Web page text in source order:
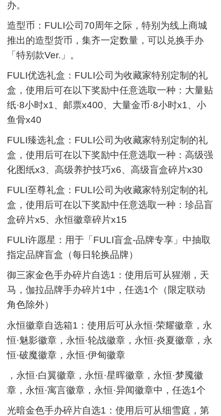
办。
造型币：FULI公司70周年之际，特别为线上商城
推出的造型货币，集齐一定数量，可以兑换手办
「特别款Ver.」。
FULI优选礼盒：FULI公司为收藏家特别定制的礼
盒，使用后可在以下奖励中任意选取一种：大量贴
纸·8小时x1、邮票x400、大量金币·8小时x1、小
鱼骨x40
FULI臻选礼盒：FULI公司为收藏家特别定制的礼
盒，使用后可在以下奖励中任意选取一种：高级强
化图纸x3、高级养护技巧x6、高级盲盒碎片x30
FULI至尊礼盒：FULI公司为收藏家特别定制的礼
盒，使用后可在以下奖励中任意选取一种：珍品盲
盒碎片x5、永恒徽章碎片x15
FULI许愿星：用于「FULI盲盒-品牌专享」中抽取
指定品牌盲盒（每日轮换品牌）
御三家金色手办碎片自选1：使用后可从猩潮，天
马，伽拉品牌手办碎片1中，任选1个（限定联动
角色除外）
永恒徽章自选箱1：使用后可从永恒·荣耀徽章，永
恒·魅影徽章，永恒·轮战徽章，永恒·炎夏徽章，永
恒·破魔徽章，永恒·伊甸徽章
，永恒·白翼徽章，永恒·星晖徽章，永恒·梦魇徽
章，永恒·寓言徽章，永恒·异闻徽章中，任选1个
光暗金色手办碎片自选1：使用后可从细雪庭，第